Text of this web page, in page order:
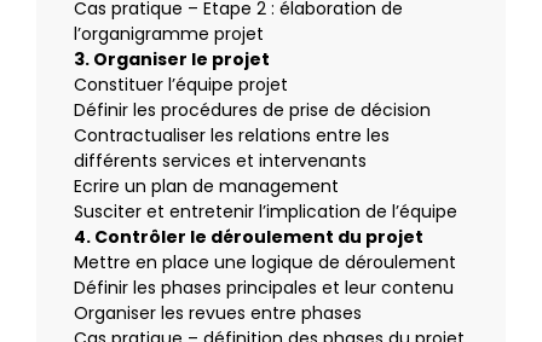
Cas pratique – Etape 2 : élaboration de
l’organigramme projet
3. Organiser le projet
Constituer l’équipe projet
Définir les procédures de prise de décision
Contractualiser les relations entre les
différents services et intervenants
Ecrire un plan de management
Susciter et entretenir l’implication de l’équipe
4. Contrôler le déroulement du projet
Mettre en place une logique de déroulement
Définir les phases principales et leur contenu
Organiser les revues entre phases